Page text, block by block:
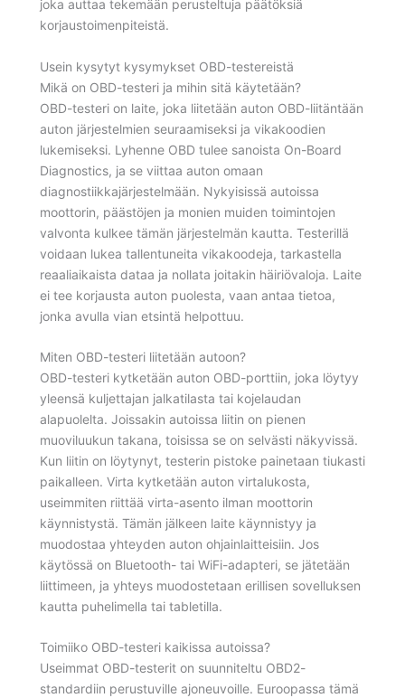
joka auttaa tekemään perusteltuja päätöksiä
korjaustoimenpiteistä.
Usein kysytyt kysymykset OBD-testereistä
Mikä on OBD-testeri ja mihin sitä käytetään?
OBD-testeri on laite, joka liitetään auton OBD-liitäntään
auton järjestelmien seuraamiseksi ja vikakoodien
lukemiseksi. Lyhenne OBD tulee sanoista On-Board
Diagnostics, ja se viittaa auton omaan
diagnostiikkajärjestelmään. Nykyisissä autoissa
moottorin, päästöjen ja monien muiden toimintojen
valvonta kulkee tämän järjestelmän kautta. Testerillä
voidaan lukea tallentuneita vikakoodeja, tarkastella
reaaliaikaista dataa ja nollata joitakin häiriövaloja. Laite
ei tee korjausta auton puolesta, vaan antaa tietoa,
jonka avulla vian etsintä helpottuu.
Miten OBD-testeri liitetään autoon?
OBD-testeri kytketään auton OBD-porttiin, joka löytyy
yleensä kuljettajan jalkatilasta tai kojelaudan
alapuolelta. Joissakin autoissa liitin on pienen
muoviluukun takana, toisissa se on selvästi näkyvissä.
Kun liitin on löytynyt, testerin pistoke painetaan tiukasti
paikalleen. Virta kytketään auton virtalukosta,
useimmiten riittää virta-asento ilman moottorin
käynnistystä. Tämän jälkeen laite käynnistyy ja
muodostaa yhteyden auton ohjainlaitteisiin. Jos
käytössä on Bluetooth- tai WiFi-adapteri, se jätetään
liittimeen, ja yhteys muodostetaan erillisen sovelluksen
kautta puhelimella tai tabletilla.
Toimiiko OBD-testeri kaikissa autoissa?
Useimmat OBD-testerit on suunniteltu OBD2-
standardiin perustuville ajoneuvoille. Euroopassa tämä